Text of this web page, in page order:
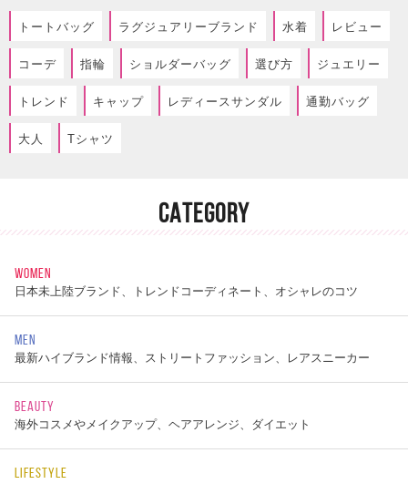
トートバッグ ラグジュアリーブランド 水着 レビュー
コーデ 指輪 ショルダーバッグ 選び方 ジュエリー
トレンド キャップ レディースサンダル 通勤バッグ
大人 Tシャツ
CATEGORY
WOMEN
日本未上陸ブランド、トレンドコーディネート、オシャレのコツ
MEN
最新ハイブランド情報、ストリートファッション、レアスニーカー
BEAUTY
海外コスメやメイクアップ、ヘアアレンジ、ダイエット
LIFESTYLE